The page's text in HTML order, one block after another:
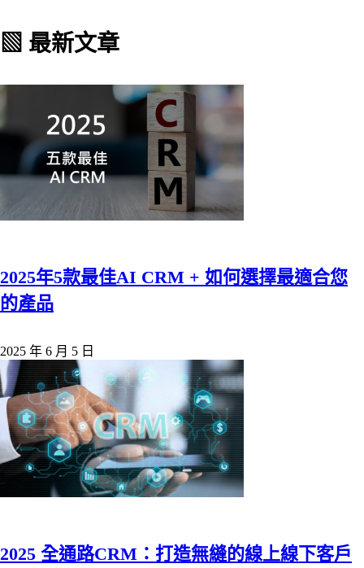
▧ 最新文章
2025年5款最佳AI CRM + 如何選擇最適合您
的產品
2025 年 6 月 5 日
2025 全通路CRM：打造無縫的線上線下客戶